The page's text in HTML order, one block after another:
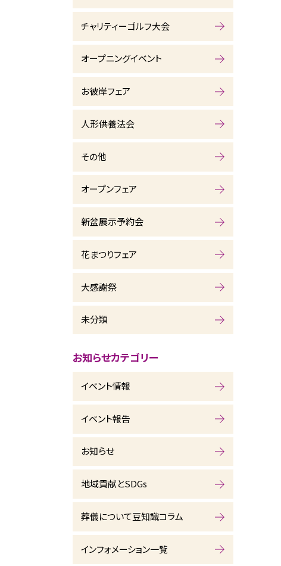
チャリティーゴルフ大会
オープニングイベント
お彼岸フェア
人形供養法会
その他
オープンフェア
新盆展示予約会
花まつりフェア
大感謝祭
未分類
お知らせカテゴリー
イベント情報
イベント報告
お知らせ
地域貢献とSDGs
葬儀について豆知識コラム
インフォメーション一覧